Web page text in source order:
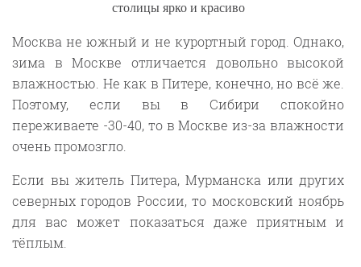
столицы ярко и красиво
Москва не южный и не курортный город. Однако,
зима в Москве отличается довольно высокой
влажностью. Не как в Питере, конечно, но всё же.
Поэтому, если вы в Сибири спокойно
переживаете -30-40, то в Москве из-за влажности
очень промозгло.
Если вы житель Питера, Мурманска или других
северных городов России, то московский ноябрь
для вас может показаться даже приятным и
тёплым.